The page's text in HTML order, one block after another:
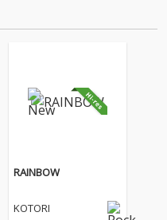
のパフォーマンス…
RAINBOW
KOTORI